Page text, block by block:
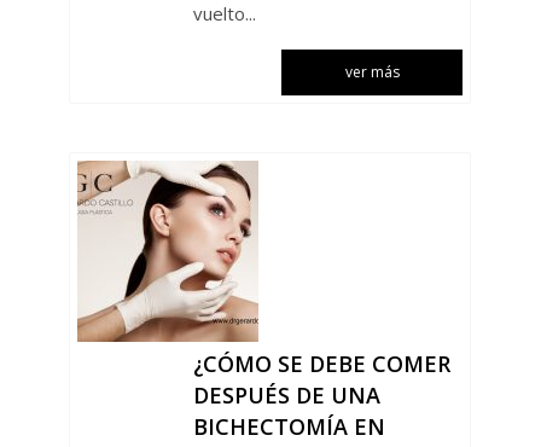
vuelto...
ver más
¿CÓMO SE DEBE COMER
DESPUÉS DE UNA
BICHECTOMÍA EN